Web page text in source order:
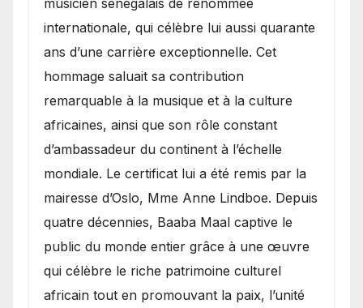
internationale, qui célèbre lui aussi quarante
ans d’une carrière exceptionnelle. Cet
hommage saluait sa contribution
remarquable à la musique et à la culture
africaines, ainsi que son rôle constant
d’ambassadeur du continent à l’échelle
mondiale. Le certificat lui a été remis par la
mairesse d’Oslo, Mme Anne Lindboe. Depuis
quatre décennies, Baaba Maal captive le
public du monde entier grâce à une œuvre
qui célèbre le riche patrimoine culturel
africain tout en promouvant la paix, l’unité